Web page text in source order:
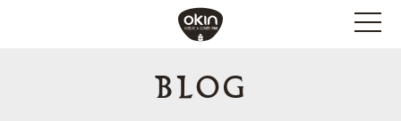
BLOG